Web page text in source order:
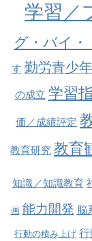
学習／
グ・バイ
す 勤労青少年
の成立 学習
価／成績評定
教育研究 教育
知識／知識教育
画 能力開発 脳
行動の積み上げ